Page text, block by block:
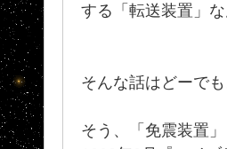
する「転送装置」な
そんな話はどーでも
そう、「免震装置」